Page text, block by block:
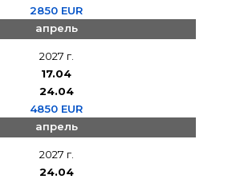
2850 EUR
апрель
2027 г.
17.04
24.04
4850 EUR
апрель
2027 г.
24.04